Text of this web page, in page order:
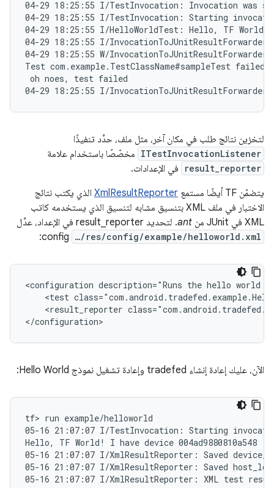
04-29 18:25:55 I/TestInvocation: Invocation was
04-29 18:25:55 I/TestInvocation: Starting
04-29 18:25:55 I/HelloWorldTest: Hello, TF World! I
04-29 18:25:55 I/
04-29 18:25:55 W/InvocationToJUnitResultForwarder:
Test com.example.TestClassName#sampleTest
oh noes, test failed
لتخزين نتائج طلب في مكان آخر، مثل ملف، حدِّد تنفيذًا
ITestInvocationListener مخصّصًا باستخدام علامة
result_reporter
في الإعدادات.
يتضمّن TF أيضًا مستمع
XmlResultReporter الذي يكتب نتائج
الاختبار في ملف XML بتنسيق مشابه لتنسيق الذي يستخدمه كاتب
XML في JUnit من
ant. لتحديد result_reporter في الإعداد، عدِّل
…/res/config/example/helloworld.xml
<configuration description="Runs the hello world
<test
<result_reporter
</configuration>
الآن، عليك إعادة إنشاء tradefed وإعادة تشغيل نموذج Hello World:
tf> run example/helloworld
05-16 21:07:07 I/TestInvocation: Starting
Hello, TF World! I have device 004ad9880810a548
05-16 21:07:07 I/XmlResultReporter: Saved
05-16 21:07:07 I/XmlResultReporter: Saved host_log